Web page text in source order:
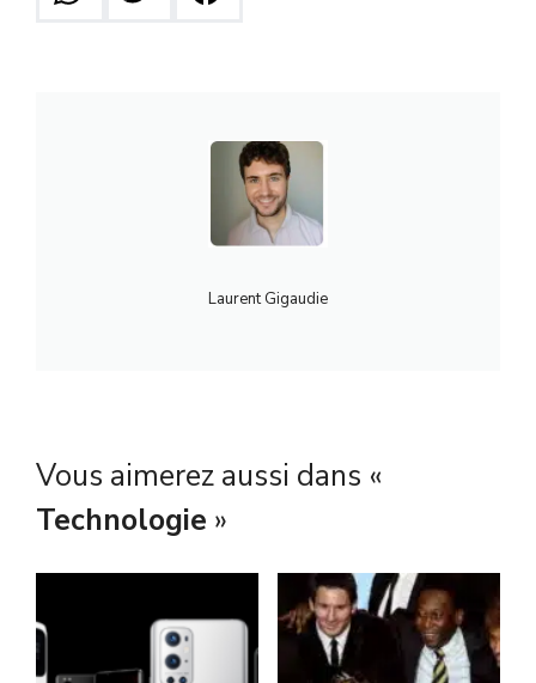
Laurent Gigaudie
Vous aimerez aussi dans «
Technologie »